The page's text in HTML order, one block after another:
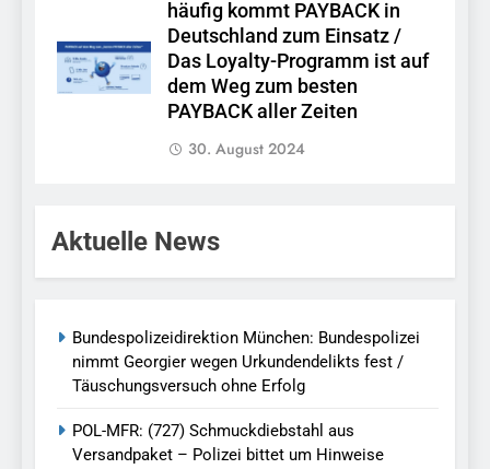
häufig kommt PAYBACK in
Deutschland zum Einsatz /
Das Loyalty-Programm ist auf
dem Weg zum besten
PAYBACK aller Zeiten
30. August 2024
Aktuelle News
Bundespolizeidirektion München: Bundespolizei
nimmt Georgier wegen Urkundendelikts fest /
Täuschungsversuch ohne Erfolg
POL-MFR: (727) Schmuckdiebstahl aus
Versandpaket – Polizei bittet um Hinweise